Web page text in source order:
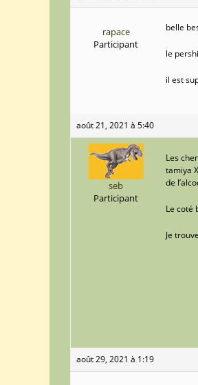
rapace
Participant
belle
le
il est
août 21, 2021 à 5:40
seb
Participant
Les
tamiya
de
Le coté
Je
août 29, 2021 à 1:19